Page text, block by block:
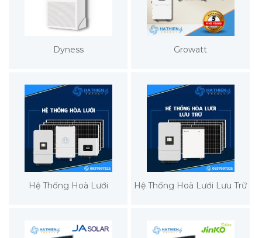
Dyness Growatt
Hệ Thống Hoà Lưới Hệ Thống Hoà Lưới Lưu Trữ